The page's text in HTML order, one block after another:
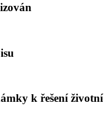
k řešení životní